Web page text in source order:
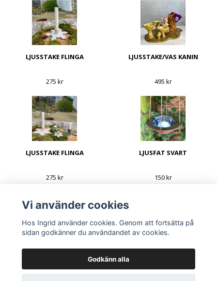
LJUSSTAKE FLINGA
275 kr
LJUSSTAKE/VAS KANIN
495 kr
LJUSSTAKE FLINGA
275 kr
LJUSFAT SVART
150 kr
Vi använder cookies
Hos Ingrid använder cookies. Genom att fortsätta på
sidan godkänner du användandet av cookies.
Godkänn alla